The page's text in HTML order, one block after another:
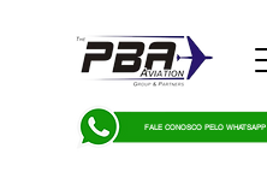
FALE CONOSCO PELO WHATSAPP